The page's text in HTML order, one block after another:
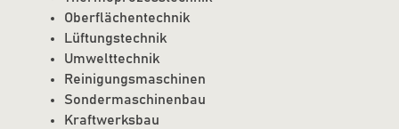
Oberflächentechnik
Lüftungstechnik
Umwelttechnik
Reinigungsmaschinen
Sondermaschinenbau
Kraftwerksbau